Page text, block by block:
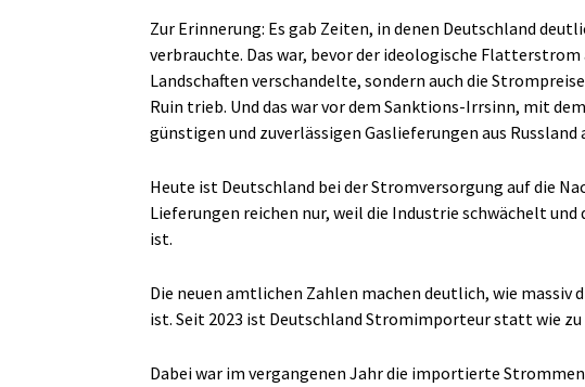
Zur Erinnerung: Es gab Zeiten, in denen Deutschland
verbrauchte. Das war, bevor der ideologische Flatterstrom
Landschaften verschandelte, sondern auch die
Ruin trieb. Und das war vor dem Sanktions-Irrsinn, mit
günstigen und zuverlässigen Gaslieferungen aus Russland
Heute ist Deutschland bei der Stromversorgung auf die
Lieferungen reichen nur, weil die Industrie schwächelt
ist.
Die neuen amtlichen Zahlen machen deutlich, wie
ist. Seit 2023 ist Deutschland Stromimporteur statt wie
Dabei war im vergangenen Jahr die importierte